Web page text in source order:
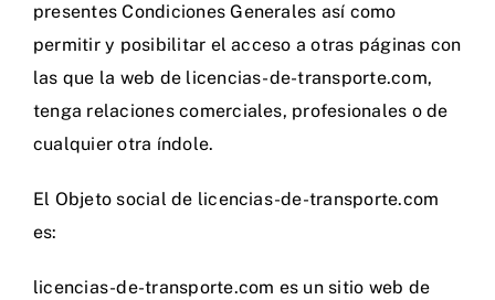
presentes Condiciones Generales así como
permitir y posibilitar el acceso a otras páginas con
las que la web de licencias-de-transporte.com,
tenga relaciones comerciales, profesionales o de
cualquier otra índole.
El Objeto social de licencias-de-transporte.com
es:
licencias-de-transporte.com es un sitio web de